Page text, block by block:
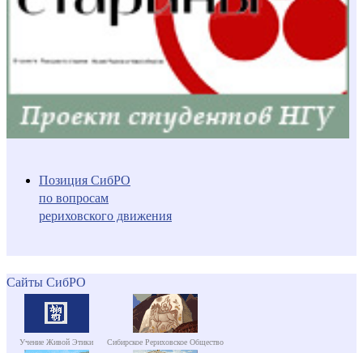
Позиция СибРО
по вопросам
рериховского движения
Сайты СибРО
Учение Живой Этики Сибирское Рериховское Общество